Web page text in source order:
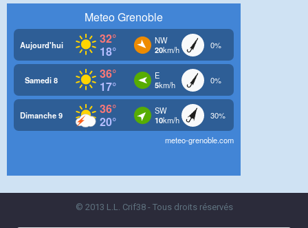
© 2013 L.L. Crif38 - Tous droits réservés